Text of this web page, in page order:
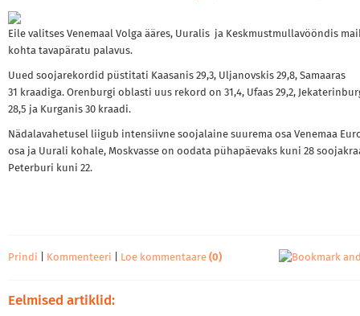
Eile valitses Venemaal Volga ääres, Uuralis ja Keskmustmullavööndis
kohta tavapäratu palavus.
Uued soojarekordid püstitati Kaasanis 29,3, Uljanovskis 29,8, Samaaras
31 kraadiga. Orenburgi oblasti uus rekord on 31,4, Ufaas 29,2,
28,5 ja Kurganis 30 kraadi.
Nädalavahetusel liigub intensiivne soojalaine suurema osa Venemaa
osa ja Uurali kohale, Moskvasse on oodata pühapäevaks kuni 28
Peterburi kuni 22.
Prindi Kommenteeri Loe kommentaare (0)
Eelmised artiklid: